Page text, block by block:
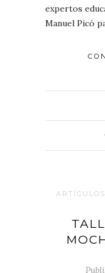
expertos
Manuel Picó